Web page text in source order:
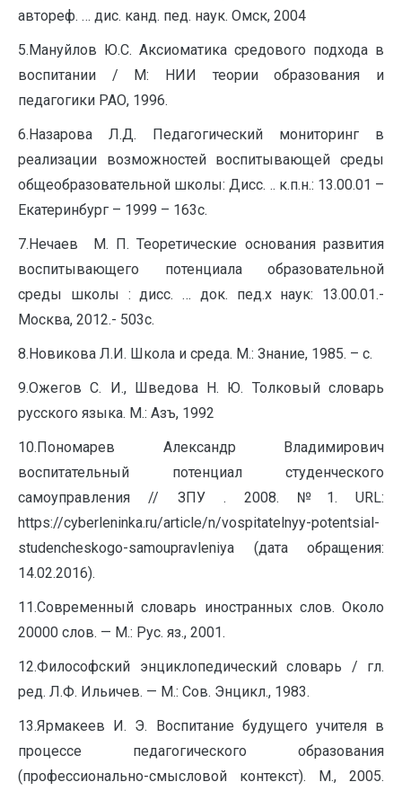
автореф. … дис. канд. пед. наук. Омск, 2004
5.Мануйлов Ю.С. Аксиоматика средового подхода в
воспитании / М: НИИ теории образования и
педагогики РАО, 1996.
6.Назарова Л.Д. Педагогический мониторинг в
реализации возможностей воспитывающей среды
общеобразовательной школы: Дисс. .. к.п.н.: 13.00.01 –
Екатеринбург – 1999 – 163с.
7.Нечаев М. П. Теоретические основания развития
воспитывающего потенциала образовательной
среды школы : дисс. … док. пед.х наук: 13.00.01.-
Москва, 2012.- 503с.
8.Новикова Л.И. Школа и среда. М.: Знание, 1985. – с.
9.Ожегов С. И., Шведова Н. Ю. Толковый словарь
русского языка. М.: Азъ, 1992
10.Пономарев Александр Владимирович
воспитательный потенциал студенческого
самоуправления // ЗПУ . 2008. №1. URL:
https://cyberleninka.ru/article/n/vospitatelnyy-potentsial-
studencheskogo-samoupravleniya (дата обращения:
14.02.2016).
11.Современный словарь иностранных слов. Около
20000 слов. — М.: Рус. яз., 2001.
12.Философский энциклопедический словарь / гл.
ред. Л.Ф. Ильичев. — М.: Сов. Энцикл., 1983.
13.Ярмакеев И. Э. Воспитание будущего учителя в
процессе педагогического образования
(профессионально-смысловой контекст). М., 2005.